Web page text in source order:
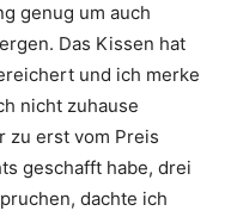
genug um auch
Das Kissen hat
und ich merke
nicht zuhause
zu erst vom Preis
geschafft habe, drei
dachte ich